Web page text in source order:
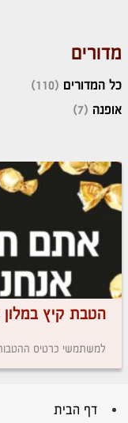
מדורים
כל המדורים (110)
אופנה (7)
הטבת קיץ
למשתמשי כרטיס
דף הבית